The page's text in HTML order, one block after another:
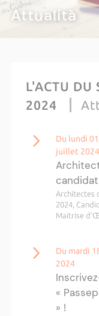
ATTUALITÀ |
Attualità
L'ACTU DU
2024
Du lundi
juillet
Architectes
2024,
Maitrise
Du mardi
2024
«
» !